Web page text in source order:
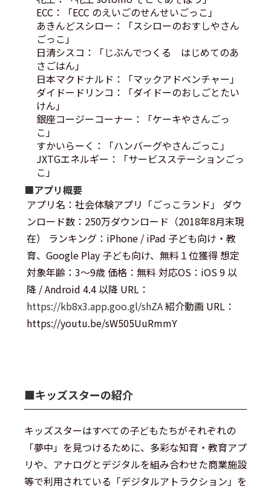
ECC：「ECC のえいごのせんせいごっこ」
あきんどスシロー：「スシローのおすしやさん
ごっこ」
日清シスコ：「じぶんでつくる はじめてのあ
さごはん」
日本マクドナルド：「マックアドベンチャー」
ダイドードリンコ：「ダイドーのおしごとたい
けん」
銀座コージーコーナー：「ケーキやさんごっ
こ」
すかいらーく：「ハンバーグやさんごっこ」
JXTGエネルギー：「サービスステーションごっ
こ」
■アプリ概要
アプリ名：社会体験アプリ「ごっこランド」 ダウ
ンロード数：250万ダウンロード（2018年8月末現
在） ランキング：iPhone / iPad 子ども向け・教
育、Google Play 子ども向け、無料１位獲得 想定
対象年齢：3～9歳 価格：無料 対応OS：iOS 9 以
降 / Android 4.4 以降 URL：
https://kb8x3.app.goo.gl/shZA紹介動画 URL：
https://youtu.be/sW505UuRmmY
■︎キッズスターの紹介
キッズスターはすべての子どもたちがそれぞれの
「夢中」を見つけるために、多彩な知育・教育アプ
リや、アナログとデジタルを組み合わせた商業施設
等で利用されている「デジタルアトラクション」を